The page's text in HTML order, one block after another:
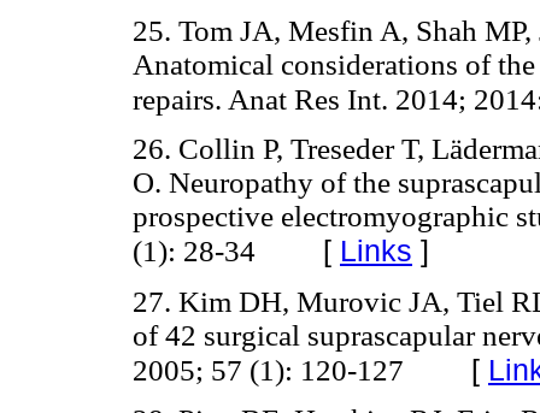
25. Tom JA, Mesfin A, Shah
Anatomical considerations of
repairs. Anat Res Int. 2014;
26. Collin P, Treseder T,
O. Neuropathy of the
prospective electromyographic
(1): 28-34 [ Links ]
27. Kim DH, Murovic JA, Tiel
of 42 surgical suprascapular
2005; 57 (1): 120-127 [